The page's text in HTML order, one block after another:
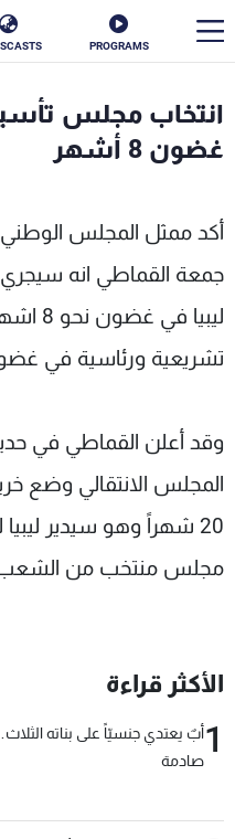
PROGRAMS
انتخاب مجلس
غضون 8 أشهر
أكد ممثل المجلس الوطني
جمعة القماطي انه
ليبيا
تشريعية ورئاسية في غضون 20
وقد أعلن القماطي في
المجلس الانتقالي وضع
مجلس منتخب من الشعب
الأكثر قراءة
1أبٌ يعتدي جنسيّاً على بناته
صادمة
الأخبار
منوعات
كأس العالم
البرامج
جدول البرامج
شاهد البرامج